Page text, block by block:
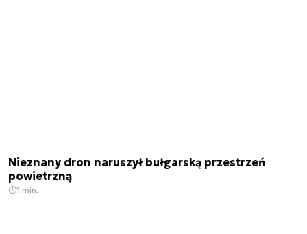
Nieznany dron naruszył bułgarską przestrzeń
powietrzną
1 min.